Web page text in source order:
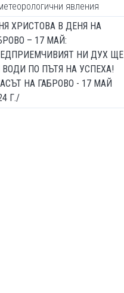
явления
ХРИСТОВА В ДЕНЯ НА
– 17 МАЙ:
НИ ДУХ ЩЕ
ВОДИ ПО ПЪТЯ НА УСПЕХА!
НА ГАБРОВО - 17 МАЙ
Г./